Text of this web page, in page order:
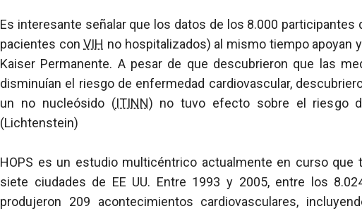
Es interesante señalar que los datos de los 8.000 participantes
pacientes conVIH no hospitalizados) al mismo tiempo apoyan
Kaiser Permanente. A pesar de que descubrieron que las
disminuían el riesgo de enfermedad cardiovascular,
un no nucleósido (ITINN) no tuvo efecto sobre el riesgo
(Lichtenstein)
HOPS es un estudio multicéntrico actualmente en curso que
siete ciudades de EE UU. Entre 1993 y 2005, entre los
produjeron 209 acontecimientos cardiovasculares,